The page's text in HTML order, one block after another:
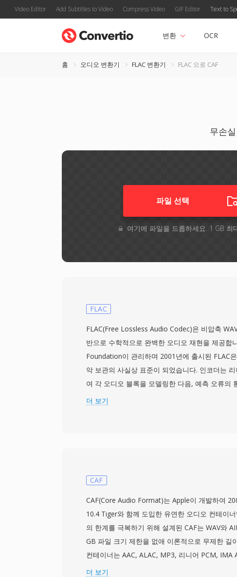
Video Editor Add Subtitles to Video Compress Video GIF Editor Text to
변환 OCR
홈 오디오 변환기 FLAC 변환기 FLAC 으로 CAF
무손
파일 선택
여기에 파일을 드롭하세요. 1 GB 최
FLAC
FLAC(Free Lossless Audio Codec)은 비압축
반으로 수학적으로 완벽한 오디오 재현을 제공합
Foundation이 관리하며 2001년에 출시된 FLAC
악 보관의 사실상 표준이 되었습니다. 인코더는
여 각 오디오 블록을 모델링한 다음, 예측 오류의
하는 라이스 파티셔닝을 통해 잔차를 코딩합니다
무손실 등급에 FLAC을 사용하여 업계의 코덱에 대
시 원본 신호의 완전한 비트 단위 복원. 둘째,
트를 통한 내장 메타데이터로 사이드카 파일 없이
할 수 있습니다. 셋째, 오픈소스 라이선스로 특허
발자와 하드웨어 벤더에게 법적 마찰이 없습니다.
더 보기
CAF
CAF(Core Audio Format)는 Apple이 개발하여
10.4 Tiger와 함께 도입한 유연한 오디오 컨테이
의 한계를 극복하기 위해 설계된 CAF는 WAV와
GB 파일 크기 제한을 없애 이론적으로 무제한 길
컨테이너는 AAC, ALAC, MP3, 리니어 PCM, IMA
모든 코덱을 통합 래퍼 안에 수용합니다. 청크 기반
더 보기